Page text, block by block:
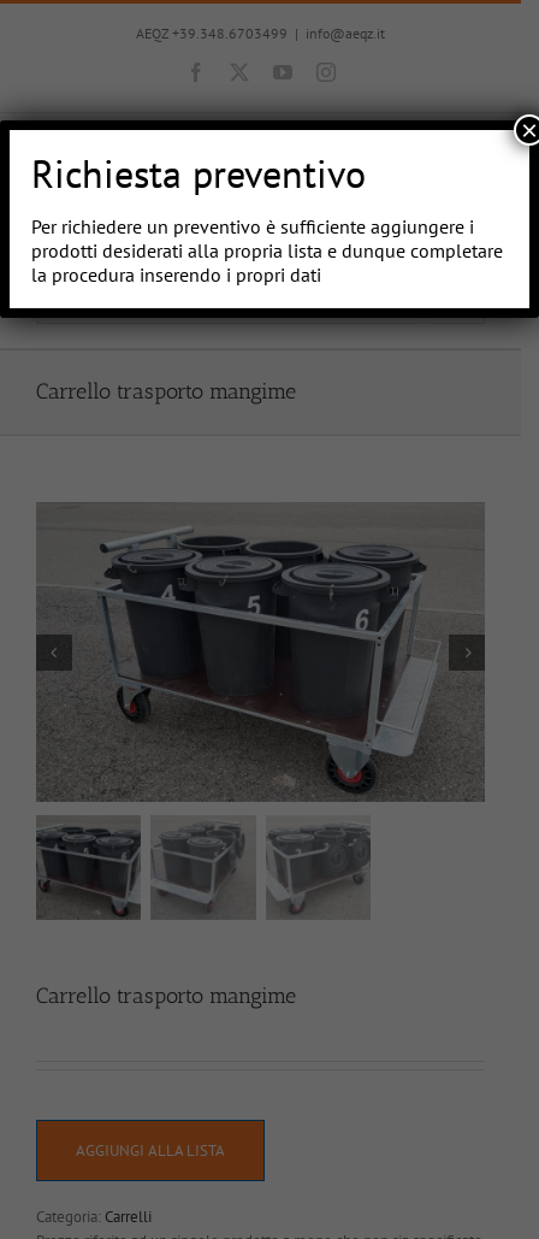
Salta
AEQZ +39.348.6703499 | info@aeqz.it
Facebook YouTubeInstagram
Vai a...
Carrello trasporto mangime
Carrello trasporto mangime
AGGIUNGI ALLA LISTA
Categoria: Carrelli
Richiesta preventivo
Per richiedere un preventivo è sufficiente aggiungere i
prodotti desiderati alla propria lista e dunque completare
la procedura inserendo i propri dati
×